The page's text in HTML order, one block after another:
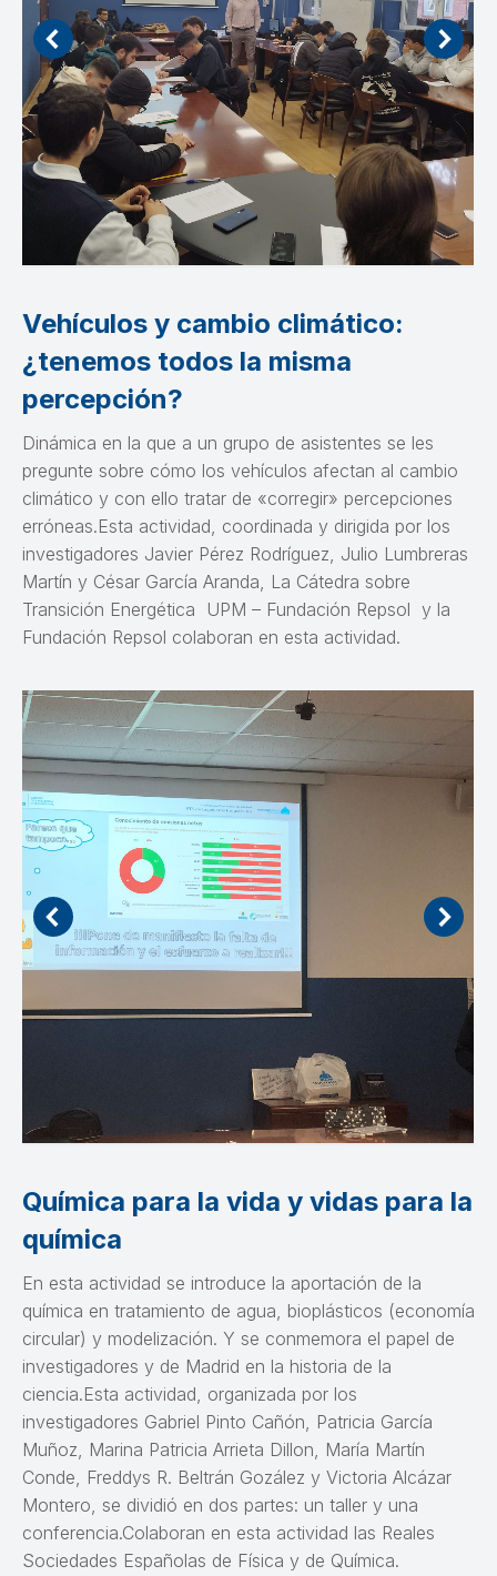
Vehículos y cambio climático:
¿tenemos todos la misma
percepción?
Dinámica en la que a un grupo de asistentes se les
pregunte sobre cómo los vehículos afectan al cambio
climático y con ello tratar de «corregir» percepciones
erróneas.Esta actividad, coordinada y dirigida por los
investigadores Javier Pérez Rodríguez, Julio Lumbreras
Martín y César García Aranda, La Cátedra sobre
Transición Energética UPM – Fundación Repsol y la
Fundación Repsol colaboran en esta actividad.
Química para la vida y vidas para la
química
En esta actividad se introduce la aportación de la
química en tratamiento de agua, bioplásticos (economía
circular) y modelización. Y se conmemora el papel de
investigadores y de Madrid en la historia de la
ciencia.Esta actividad, organizada por los
investigadores Gabriel Pinto Cañón, Patricia García
Muñoz, Marina Patricia Arrieta Dillon, María Martín
Conde, Freddys R. Beltrán Gozález y Victoria Alcázar
Montero, se dividió en dos partes: un taller y una
conferencia.Colaboran en esta actividad las Reales
Sociedades Españolas de Física y de Química.